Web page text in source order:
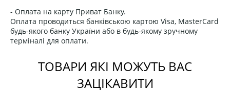
- Оплата на карту Приват Банку.
Оплата проводиться банківською картою Visa, MasterCard
будь-якого банку України або в будь-якому зручному
терміналі для оплати.
ТОВАРИ ЯКІ МОЖУТЬ ВАС
ЗАЦІКАВИТИ